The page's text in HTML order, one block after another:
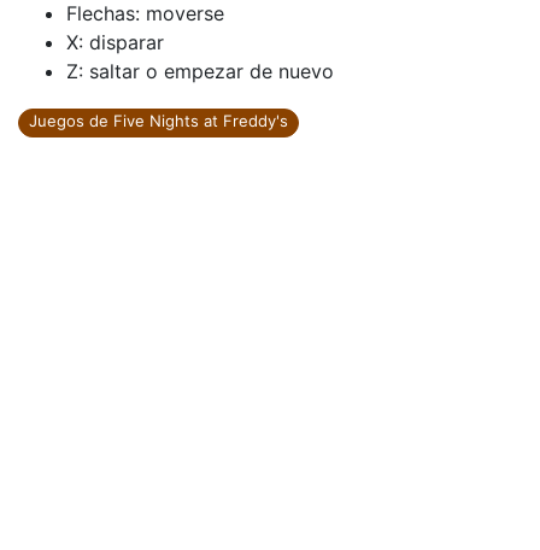
Flechas: moverse
X: disparar
Z: saltar o empezar de nuevo
Juegos de Five Nights at Freddy's